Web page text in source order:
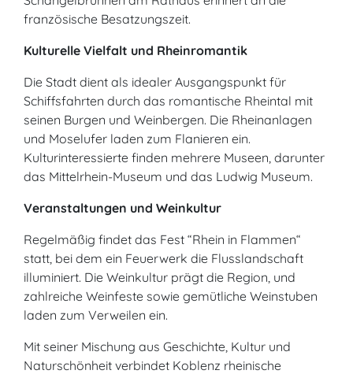
französische Besatzungszeit.
Kulturelle Vielfalt und Rheinromantik
Die Stadt dient als idealer Ausgangspunkt für
Schiffsfahrten durch das romantische Rheintal mit
seinen Burgen und Weinbergen. Die Rheinanlagen
und Moselufer laden zum Flanieren ein.
Kulturinteressierte finden mehrere Museen, darunter
das Mittelrhein-Museum und das Ludwig Museum.
Veranstaltungen und Weinkultur
Regelmäßig findet das Fest “Rhein in Flammen“
statt, bei dem ein Feuerwerk die Flusslandschaft
illuminiert. Die Weinkultur prägt die Region, und
zahlreiche Weinfeste sowie gemütliche Weinstuben
laden zum Verweilen ein.
Mit seiner Mischung aus Geschichte, Kultur und
Naturschönheit verbindet Koblenz rheinische